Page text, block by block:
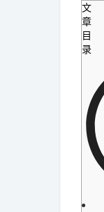
文
章
目
录